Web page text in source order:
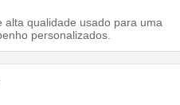
alta qualidade usado para uma
personalizados.